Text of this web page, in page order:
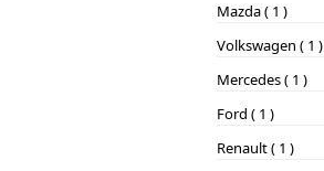
Mazda ( 1 )
Volkswagen ( 1 )
Mercedes ( 1 )
Ford ( 1 )
Renault ( 1 )